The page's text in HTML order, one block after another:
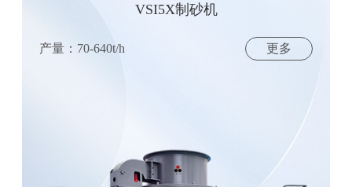
VSI5X制砂机
产量：70-640t/h 更多